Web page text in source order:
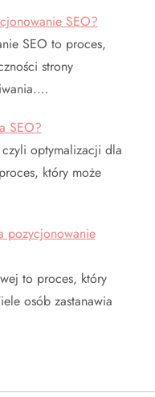
SEO?
SEO to proces,
strony
SEO?
optymalizacji dla
który może
pozycjonowanie
to proces, który
osób zastanawia